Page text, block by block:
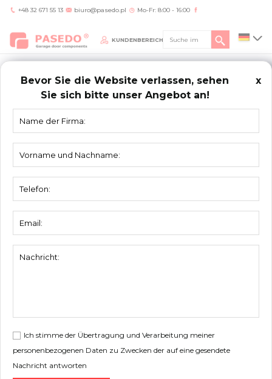
+48 32 671 55 13 biuro@pasedo.pl Mo-Fr: 8:00 - 16:00
KUNDENBEREICH
Bevor Sie die Website verlassen, sehen
Sie sich bitte unser Angebot an!
x
Ich stimme der Übertragung und Verarbeitung meiner
personenbezogenen Daten zu Zwecken der auf eine gesendete
Nachricht antworten
Home/Produkte /Montageplatten, Schieneklipse
MONTAGEPLATTEN,SCHIENEKLIPSE
Klemmplatte 564048-M8
Material:
Verzinktstahl
Einheit:
Verpackung:
50 St.
Gewicht:
0,036 kg
Dicke:
Drucken Produktkatalog